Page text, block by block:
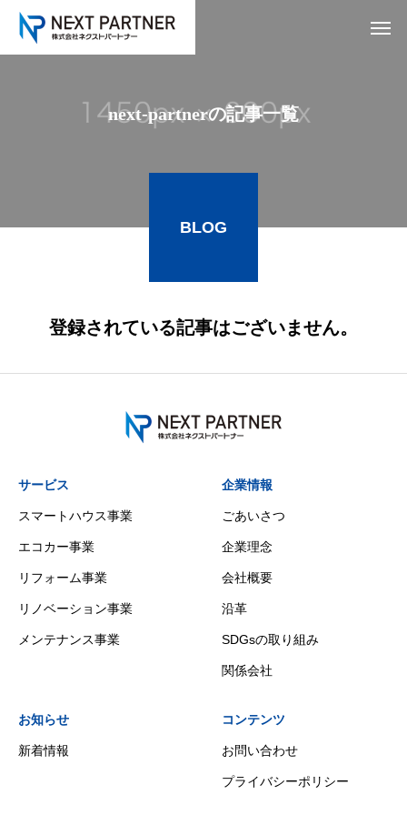
next-partnerの記事一覧
BLOG
登録されている記事はございません。
サービス
スマートハウス事業
エコカー事業
リフォーム事業
リノベーション事業
メンテナンス事業
企業情報
ごあいさつ
企業理念
会社概要
沿革
SDGsの取り組み
関係会社
お知らせ
新着情報
コンテンツ
お問い合わせ
プライバシーポリシー